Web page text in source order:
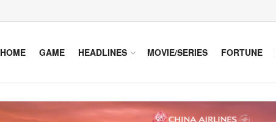
HOME GAME HEADLINES MOVIE/SERIES FORTUNE